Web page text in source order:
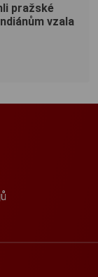
pražské
vzala